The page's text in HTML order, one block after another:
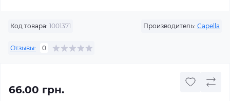
Код товара: 1001371 Производитель: Capella
Отзывы: 0
66.00 грн.